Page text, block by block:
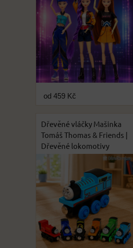
od 459 Kč
Dřevěné vláčky Mašinka
Tomáš Thomas & Friends |
Dřevěné lokomotivy